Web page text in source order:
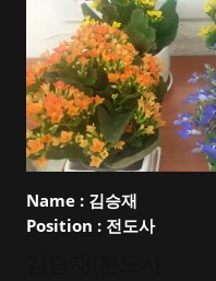
Name : 김승재
Position : 전도사